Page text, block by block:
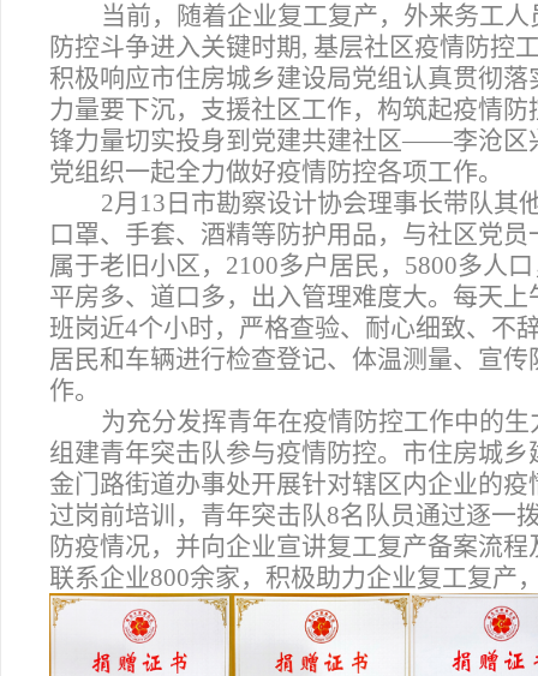
当前，随着企业复工复产，外来务工
防控斗争进入关键时期, 基层社区疫情防控
积极响应市住房城乡建设局党组认真贯彻
力量要下沉，支援社区工作，构筑起疫情
锋力量切实投身到党建共建社区——李沧区
党组织一起全力做好疫情防控各项工作。
2月13日市勘察设计协会理事长带队其
口罩、手套、酒精等防护用品，与社区党
属于老旧小区，2100多户居民，5800多人
平房多、道口多，出入管理难度大。每天
班岗近4个小时，严格查验、耐心细致、不
居民和车辆进行检查登记、体温测量、宣
作。
为充分发挥青年在疫情防控工作中的
组建青年突击队参与疫情防控。市住房城
金门路街道办事处开展针对辖区内企业的
过岗前培训，青年突击队8名队员通过逐一
防疫情况，并向企业宣讲复工复产备案流
联系企业800余家，积极助力企业复工复产